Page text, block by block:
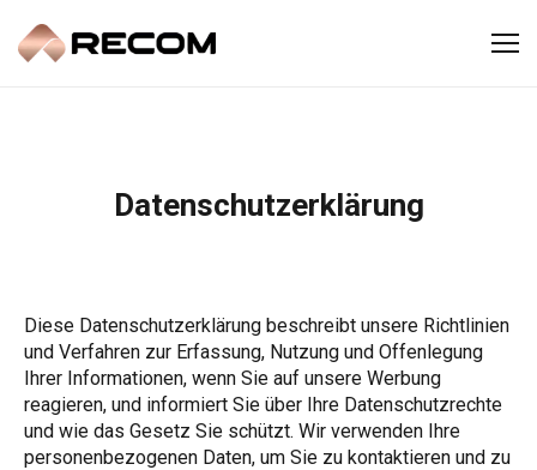
Datenschutzerklärung
Diese Datenschutzerklärung beschreibt unsere Richtlinien
und Verfahren zur Erfassung, Nutzung und Offenlegung
Ihrer Informationen, wenn Sie auf unsere Werbung
reagieren, und informiert Sie über Ihre Datenschutzrechte
und wie das Gesetz Sie schützt. Wir verwenden Ihre
personenbezogenen Daten, um Sie zu kontaktieren und zu